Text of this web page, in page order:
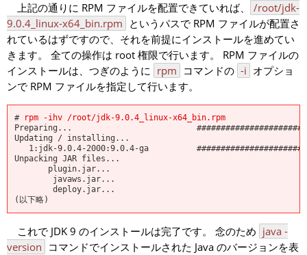
上記の通りに RPM ファイルを配置できていれば、
/root/jdk-
9.0.4_linux-x64_bin.rpm というパスで RPM ファイルが配置さ
れているはずですので、それを前提にインストールを進めてい
きます。 全ての操作は root 権限で行います。 RPM ファイルの
インストールは、つぎのように rpm コマンドの -i オプショ
ンで RPM ファイルを指定して行います。
# rpm -ihv /root/jdk-9.0.4_linux-x64_bin.rpm
Preparing...
Updating / installing...
1:jdk-9.0.4-2000:9.0.4-ga
Unpacking JAR files...
plugin.jar...
javaws.jar...
deploy.jar...
(以下略)
これで JDK 9 のインストールは完了です。 念のため java -
version コマンドでインストールされた Java のバージョンを表